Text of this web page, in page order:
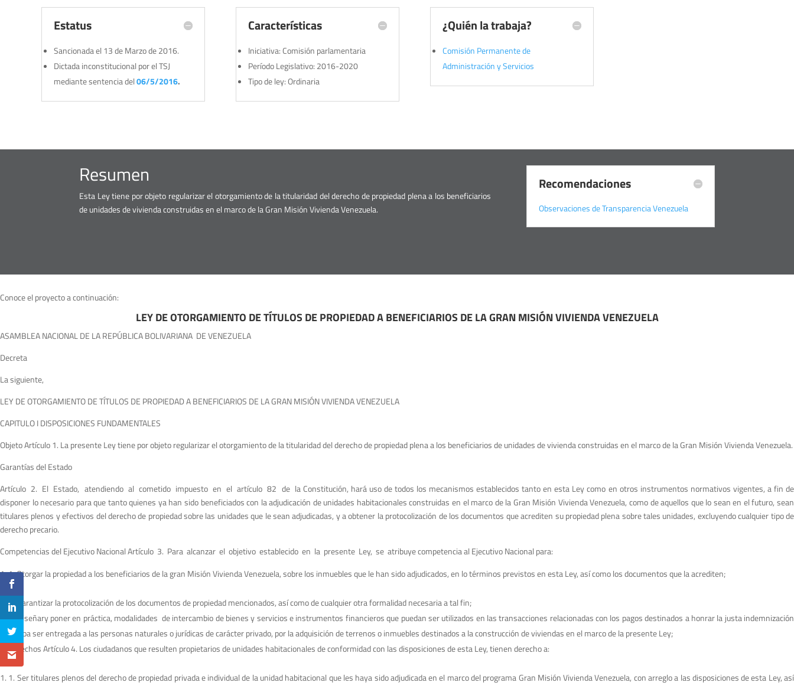
Estatus
Sancionada el 13 de Marzo de 2016.
Dictada inconstitucional por el TSJ
mediante sentencia del06/5/2016.
Características
Iniciativa: Comisión parlamentaria
Período Legislativo: 2016-2020
Tipo de ley: Ordinaria
¿Quién la trabaja?
Comisión Permanente de
Administración y Servicios
Resumen
Esta Ley tiene por objeto regularizar el otorgamiento de la titularidad del derecho de propiedad plena a los beneficiarios
de unidades de vivienda construidas en el marco de la Gran Misión Vivienda Venezuela.
Recomendaciones
Observaciones de Transparencia Venezuela
Conoce el proyecto a continuación:
LEY DE OTORGAMIENTO DE TÍTULOS DE PROPIEDAD A BENEFICIARIOS DE LA GRAN MISIÓN VIVIENDA VENEZUELA
ASAMBLEA NACIONAL DE LA REPÚBLICA BOLIVARIANA DE VENEZUELA
Decreta
La siguiente,
LEY DE OTORGAMIENTO DE TÍTULOS DE PROPIEDAD A BENEFICIARIOS DE LA GRAN MISIÓN VIVIENDA VENEZUELA
CAPITULO I DISPOSICIONES FUNDAMENTALES
Objeto Artículo 1. La presente Ley tiene por objeto regularizar el otorgamiento de la titularidad del derecho de propiedad plena a los beneficiarios de unidades de vivienda construidas en el marco de la Gran Misión Vivienda Venezuela.
Garantías del Estado
Artículo 2. El Estado, atendiendo al cometido impuesto en el artículo 82 de la Constitución, hará uso de todos los mecanismos establecidos tanto en esta Ley como en otros instrumentos normativos vigentes, a fin de
disponer lo necesario para que tanto quienes ya han sido beneficiados con la adjudicación de unidades habitacionales construidas en el marco de la Gran Misión Vivienda Venezuela, como de aquellos que lo sean en el futuro, sean
titulares plenos y efectivos del derecho de propiedad sobre las unidades que le sean adjudicadas, y a obtener la protocolización de los documentos que acrediten su propiedad plena sobre tales unidades, excluyendo cualquier tipo de
derecho precario.
Competencias del Ejecutivo Nacional Artículo 3. Para alcanzar el objetivo establecido en la presente Ley, se atribuye competencia al Ejecutivo Nacional para:
1. Otorgar la propiedad a los beneficiarios de la gran Misión Vivienda Venezuela, sobre los inmuebles que le han sido adjudicados, en lo términos previstos en esta Ley, así como los documentos que la acrediten;
2. Garantizar la protocolización de los documentos de propiedad mencionados, así como de cualquier otra formalidad necesaria a tal fin;
3. Diseñary poner en práctica, modalidades de intercambio de bienes y servicios e instrumentos financieros que puedan ser utilizados en las transacciones relacionadas con los pagos destinados a honrar la justa indemnización
que deba ser entregada a las personas naturales o jurídicas de carácter privado, por la adquisición de terrenos o inmuebles destinados a la construcción de viviendas en el marco de la presente Ley;
Derechos Artículo 4. Los ciudadanos que resulten propietarios de unidades habitacionales de conformidad con las disposiciones de esta Ley, tienen derecho a:
1. Ser titulares plenos del derecho de propiedad privada e individual de la unidad habitacional que les haya sido adjudicada en el marco del programa Gran Misión Vivienda Venezuela, con arreglo a las disposiciones de esta Ley, así